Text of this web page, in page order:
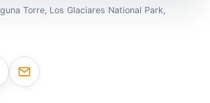
Torre, Los Glaciares National Park,